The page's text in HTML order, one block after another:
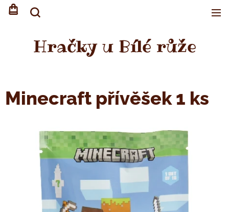
Hračky u Bílé růže
Minecraft přívěšek 1 ks